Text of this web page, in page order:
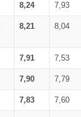
8,24 7,93
8,21 8,04
7,91 7,53
7,90 7,79
7,83 7,60